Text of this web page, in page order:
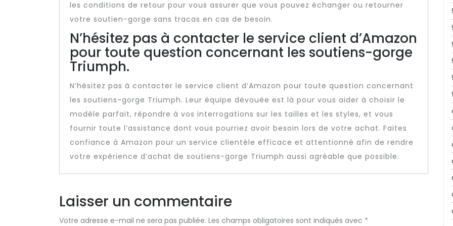
les conditions de retour pour vous assurer que vous pouvez échanger ou retourner
votre soutien-gorge sans tracas en cas de besoin.
N’hésitez pas à contacter le service client d’Amazon
pour toute question concernant les soutiens-gorge
Triumph.
N’hésitez pas à contacter le service client d’Amazon pour toute question concernant
les soutiens-gorge Triumph. Leur équipe dévouée est là pour vous aider à choisir le
modèle parfait, répondre à vos interrogations sur les tailles et les styles, et vous
fournir toute l’assistance dont vous pourriez avoir besoin lors de votre achat. Faites
confiance à Amazon pour un service clientèle efficace et attentionné afin de rendre
votre expérience d’achat de soutiens-gorge Triumph aussi agréable que possible.
Laisser un commentaire
Votre adresse e-mail ne sera pas publiée. Les champs obligatoires sont indiqués avec *